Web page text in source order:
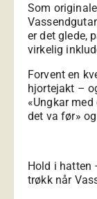
Som
er det glede,
virkelig
Forvent en
hjortejakt –
«Ungkar
det va før»
Hold i hatten
trøkk når